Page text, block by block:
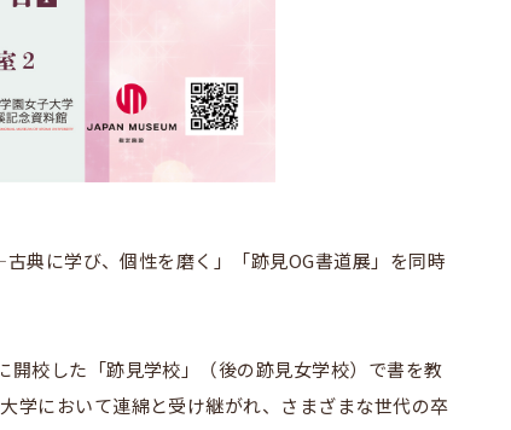
典に学び、個性を磨く」「跡見OG書道展」を同時
校した「跡見学校」（後の跡見女学校）で書を教
学において連綿と受け継がれ、さまざまな世代の卒